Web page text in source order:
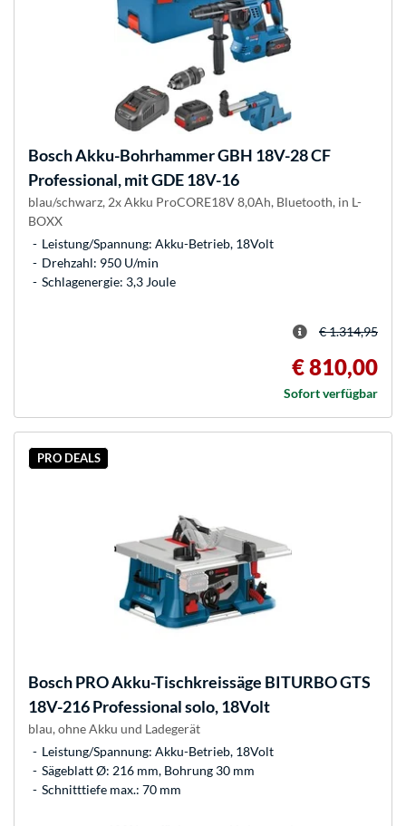
BoschAkku-Bohrhammer GBH 18V-28 CF
Professional, mit GDE 18V-16
blau/schwarz, 2x Akku ProCORE18V 8,0Ah, Bluetooth, in L-
BOXX
Leistung/Spannung: Akku-Betrieb, 18Volt
Drehzahl: 950 U/min
Schlagenergie: 3,3 Joule
€ 1.314,95
€ 810,00
Sofort verfügbar
PRO DEALS
BoschPRO Akku-Tischkreissäge BITURBO GTS
18V-216 Professional solo, 18Volt
blau, ohne Akku und Ladegerät
Leistung/Spannung: Akku-Betrieb, 18Volt
Sägeblatt Ø: 216 mm, Bohrung 30 mm
Schnitttiefe max.: 70 mm